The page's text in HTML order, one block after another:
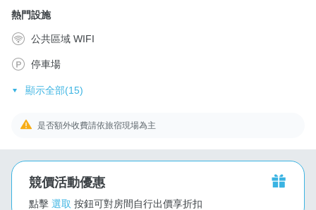
熱門設施
公共區域 WIFI
停車場
顯示全部(15)
是否額外收費請依旅宿現場為主
競價活動優惠
點擊 選取 按鈕可對房間自行出價享折扣